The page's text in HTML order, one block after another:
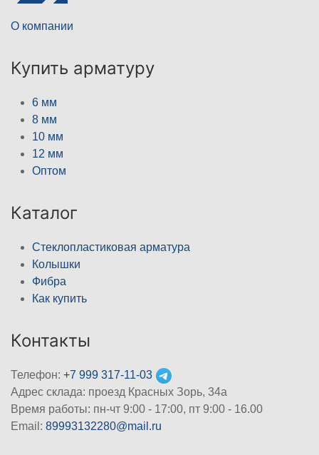
О компании
Купить арматуру
6 мм
8 мм
10 мм
12 мм
Оптом
Каталог
Стеклопластиковая арматура
Колышки
Фибра
Как купить
Контакты
Телефон: +7 999 317-11-03
Адрес склада: проезд Красных Зорь, 34а
Время работы: пн-чт 9:00 - 17:00, пт 9:00 - 16.00
Email: 89993132280@mail.ru